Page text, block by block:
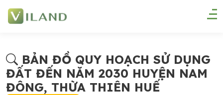
BẢN ĐỒ QUY HOẠCH SỬ DỤNG
ĐẤT ĐẾN NĂM 2030 HUYỆN NAM
ĐÔNG, THỪA THIÊN HUẾ